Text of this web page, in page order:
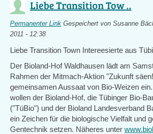
Liebe Transition Tow ..
Permanenter Link Gespeichert von Susanne
2011 - 12:38
Liebe Transition Town Intereesierte aus
Der Bioland-Hof Waldhausen lädt am
Rahmen der Mitmach-Aktion "Zukunft
gemeinsamen Aussaat von Bio-Weizen
wollen der Bioland-Hof, die Tübinger Bio-
("TüBio") und der Bioland Landesverband
ein Zeichen für die biologische Vielfalt und
Gentechnik setzen. Näheres unter